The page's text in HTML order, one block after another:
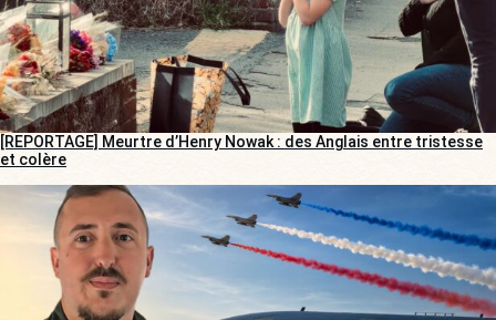
[REPORTAGE] Meurtre d’Henry Nowak : des Anglais entre tristesse
et colère